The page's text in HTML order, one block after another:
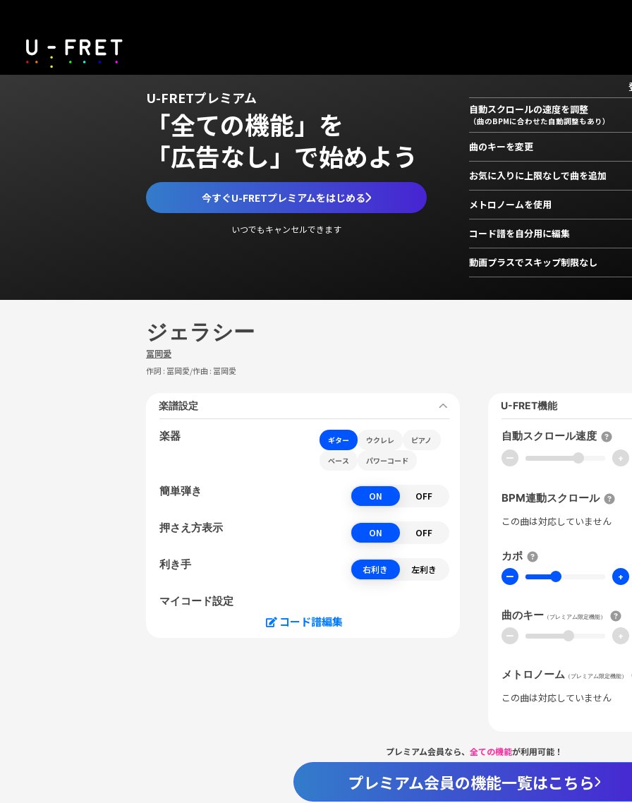
U-FRETプレミアム
「全ての機能」を
「広告なし」で始めよう
今すぐU-FRETプレミアムをはじめる
いつでもキャンセルできます
自動スクロールの速度を調整
（曲のBPMに合わせた自動調整もあり）
曲のキーを変更
お気に入りに上限なしで曲を追加
メトロノームを使用
コード譜を自分用に編集
動画プラスでスキップ制限なし
ジェラシー
冨岡愛
作詞 : 冨岡愛/作曲 : 冨岡愛
楽譜設定
楽器 ギター ウクレレ
ピアノ
ベース
パワーコード
簡単弾き ON OFF
押さえ方表示 ON OFF
利き手 右利き 左利き
マイコード設定
コード譜編集
U-FRET機能
自動スクロール速度
ー +
BPM連動スクロール
この曲は対応していません
カポ
ー +
曲のキー （プレミアム限定機能）
ー +
メトロノーム （プレミアム限定機能）
この曲は対応していません
プレミアム会員なら、 全ての機能が利用可能！
プレミアム会員の機能一覧はこちら